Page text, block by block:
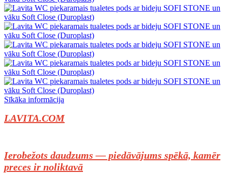
Sīkāka informācija
LAVITA.COM
Ierobežots daudzums — piedāvājums spēkā, kamēr
preces ir noliktavā